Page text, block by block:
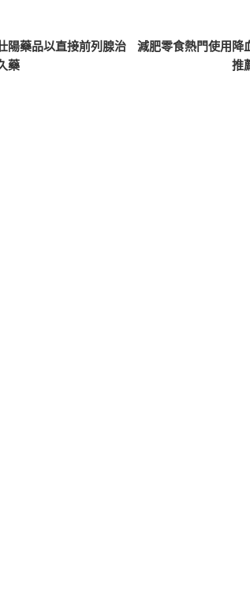
陽藥品以直接前列腺治
藥
減肥零食熱門使用降
推